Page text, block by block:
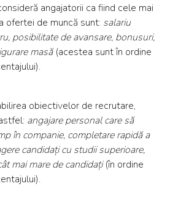
angajatorii ca fiind cele mai
ofertei de muncă sunt: salariu
posibilitate de avansare, bonusuri,
masă(acestea sunt în ordine
obiectivelor de recrutare,
angajare personal care să
în companie, completare rapidă a
candidați cu studii superioare,
mai mare de candidați(în ordine